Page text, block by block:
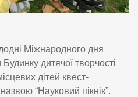
Міжнародного дня
Будинку дитячої творчості
дітей квест-
“Науковий пікнік”.